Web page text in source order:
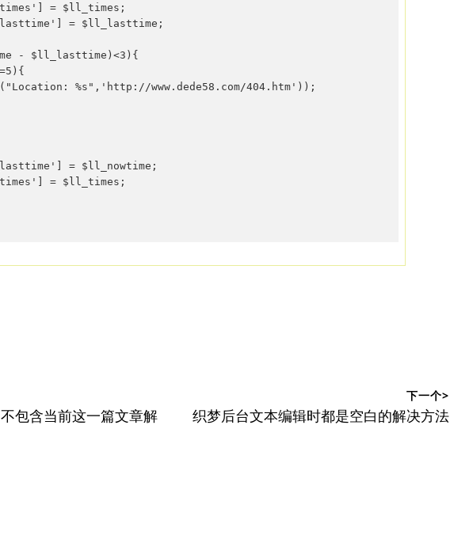
= $ll_times;
= $ll_lasttime;
- $ll_lasttime)<3){
%s",'http://www.dede58.com/404.htm'));
= $ll_nowtime;
= $ll_times;
包含当前这一篇文章解
下一个>
下
织梦后台文本编辑时都是空白的解决方法